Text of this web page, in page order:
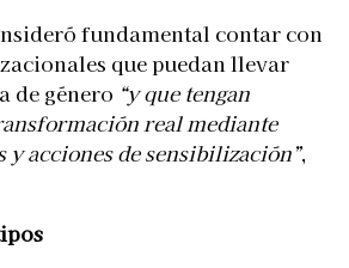
fundamental contar con
que puedan llevar
de género “y que tengan
real mediante
y acciones de sensibilización”,